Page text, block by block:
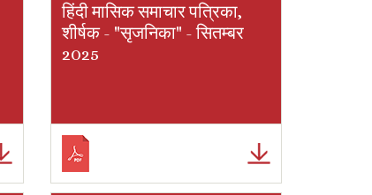
हिंदी मासिक समाचार पत्रिका,
शीर्षक - "सृजनिका" - सितम्बर
2025